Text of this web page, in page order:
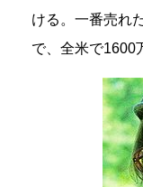
ける。一番売れ
で、全米で1600